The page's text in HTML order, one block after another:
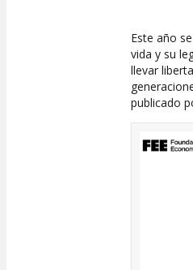
Este año
vida y su
llevar
publicado